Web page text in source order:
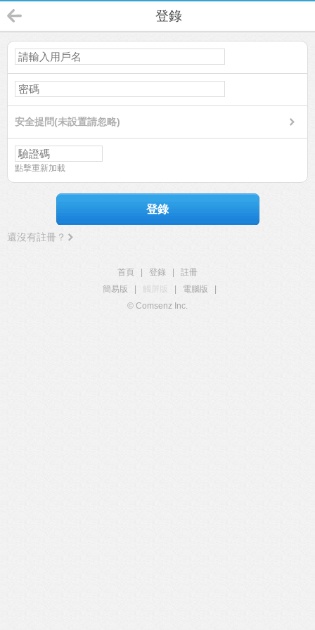
登錄
安全提問(未設置請忽略)
點擊重新加載
登錄
還沒有註冊？
首頁 登錄
註冊
簡易版
觸屏版 電腦版
© Comsenz Inc.